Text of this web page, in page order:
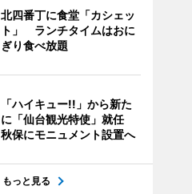
北四番丁に食堂「カシェッ
ト」 ランチタイムはおに
ぎり食べ放題
「ハイキュー!!」から新た
に「仙台観光特使」就任
秋保にモニュメント設置へ
もっと見る